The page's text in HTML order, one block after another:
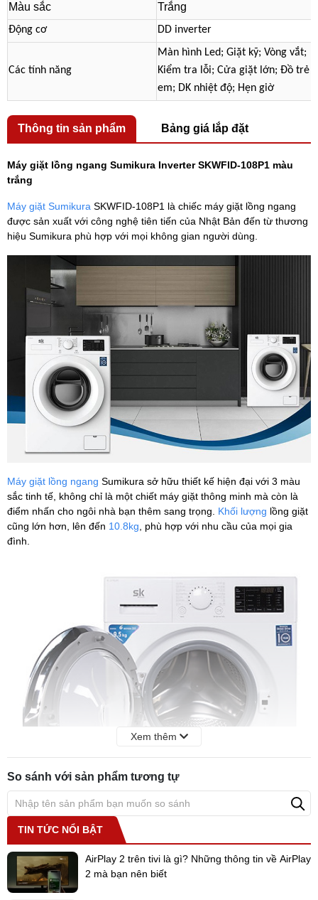
Màu sắc Trắng
Động cơ DD inverter
Các tính năng
Màn hình Led; Giặt kỹ; Vòng vắt;
Kiểm tra lỗi; Cửa giặt lớn; Đồ trẻ
em; DK nhiệt độ; Hẹn giờ
Thông tin sản phẩm Bảng giá lắp đặt
Máy giặt lồng ngang Sumikura Inverter SKWFID-108P1 màu
trắng
Máy giặt Sumikura SKWFID-108P1 là chiếc máy giặt lồng ngang
được sản xuất với công nghệ tiên tiến của Nhật Bản đến từ thương
hiệu Sumikura phù hợp với mọi không gian người dùng.
Máy giặt lồng ngang Sumikura sở hữu thiết kế hiện đại với 3 màu
sắc tinh tế, không chỉ là một chiết máy giặt thông minh mà còn là
điểm nhấn cho ngôi nhà bạn thêm sang trọng. Khối lượng lồng giặt
cũng lớn hơn, lên đến 10.8kg , phù hợp với nhu cầu của mọi gia
đình.
Tính năng nổi bật của
Xem thêm
So sánh với sản phẩm tương tự
TIN TỨC NỔI BẬT
AirPlay 2 trên tivi là gì? Những thông tin về AirPlay
2 mà bạn nên biết